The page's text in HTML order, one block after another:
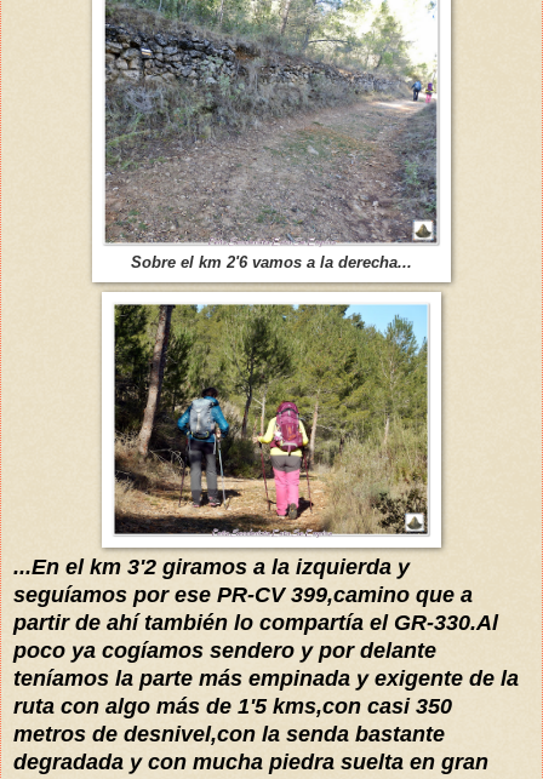
Sobre el km 2'6 vamos a la derecha...
...En el km 3'2 giramos a la izquierda y
seguíamos por ese PR-CV 399,camino que a
partir de ahí también lo compartía el GR-330.Al
poco ya cogíamos sendero y por delante
teníamos la parte más empinada y exigente de la
ruta con algo más de 1'5 kms,con casi 350
metros de desnivel,con la senda bastante
degradada y con mucha piedra suelta en gran